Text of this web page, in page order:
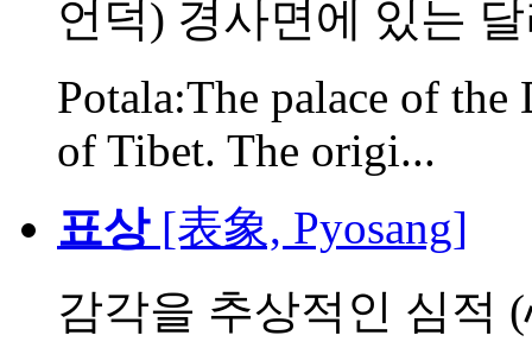
언덕) 경사면에 있는
Potala:The palace of
of Tibet. The origi...
표상[表象, Pyosang]
감각을 추상적인 심적